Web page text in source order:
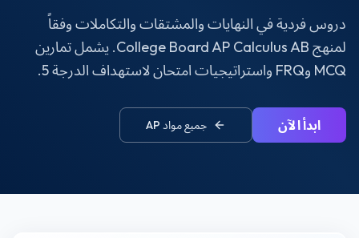
دروس فردية في النهايات والمشتقات والتكاملات وفقاً
لمنهج College Board AP Calculus AB. يشمل تمارين
MCQ وFRQ واستراتيجيات امتحان لاستهداف الدرجة 5.
ابدأ الآن جميع مواد AP